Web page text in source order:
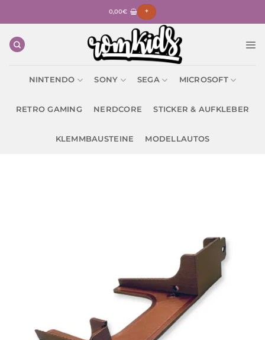
0,00€ +
NINTENDO SONY SEGA MICROSOFT
RETRO GAMING NERDCORE STICKER & AUFKLEBER
KLEMMBAUSTEINE MODELLAUTOS